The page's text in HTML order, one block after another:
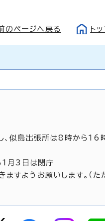
のページへ戻る ト
、似島出張所は8時から16
1月3日は閉庁
すようお願いします。（ただ